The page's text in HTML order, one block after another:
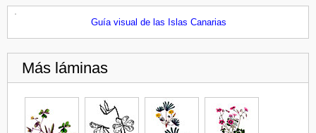
Guía visual de las Islas Canarias
Más láminas